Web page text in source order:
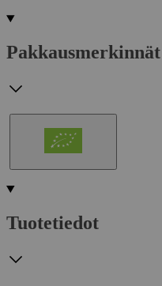
Pakkausmerkinnät
Tuotetiedot